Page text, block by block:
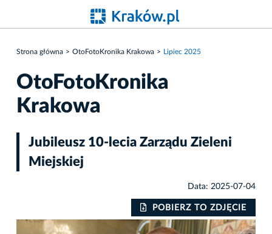
Strona główna OtoFotoKronika Krakowa Lipiec 2025
OtoFotoKronika
Krakowa
Jubileusz 10-lecia Zarządu Zieleni
Miejskiej
Data: 2025-07-04
POBIERZ TO ZDJĘCIE